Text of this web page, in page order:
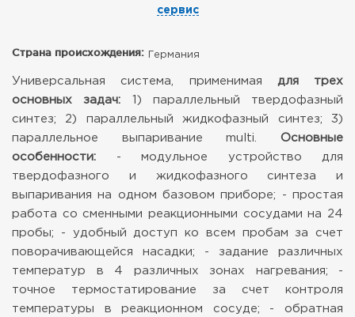
сервис
Страна происхождения: Германия
Универсальная система, применимая для трех
основных задач:
1) параллельный твердофазный
синтез; 2) параллельный жидкофазный синтез; 3)
параллельное выпаривание multi.
Основные
особенности:
- модульное устройство для
твердофазного и жидкофазного синтеза и
выпаривания на одном базовом приборе;
- простая
работа со сменными реакционными сосудами на 24
пробы; - удобный доступ ко всем пробам за счет
поворачивающейся насадки; - задание различных
температур в 4 различных зонах нагревания; -
точное термостатирование за счет контроля
температуры в реакционном сосуде; - обратная